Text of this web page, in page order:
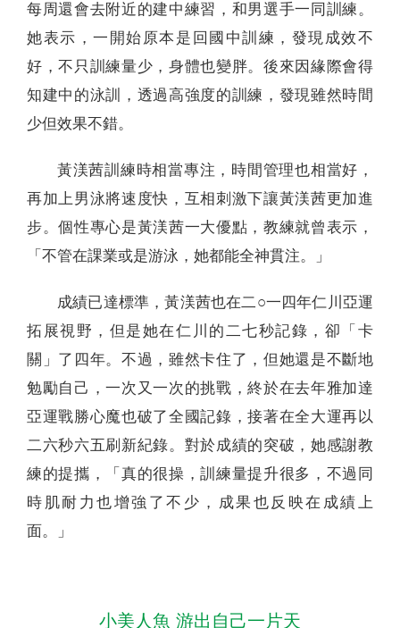
每周還會去附近的建中練習，和男選手一同訓練。
她表示，一開始原本是回國中訓練，發現成效不
好，不只訓練量少，身體也變胖。後來因緣際會得
知建中的泳訓，透過高強度的訓練，發現雖然時間
少但效果不錯。
黃渼茜訓練時相當專注，時間管理也相當好，
再加上男泳將速度快，互相刺激下讓黃渼茜更加進
步。個性專心是黃渼茜一大優點，教練就曾表示，
「不管在課業或是游泳，她都能全神貫注。」
成績已達標準，黃渼茜也在二○一四年仁川亞運
拓展視野，但是她在仁川的二七秒記錄，卻「卡
關」了四年。不過，雖然卡住了，但她還是不斷地
勉勵自己，一次又一次的挑戰，終於在去年雅加達
亞運戰勝心魔也破了全國記錄，接著在全大運再以
二六秒六五刷新紀錄。對於成績的突破，她感謝教
練的提攜，「真的很操，訓練量提升很多，不過同
時肌耐力也增強了不少，成果也反映在成績上
面。」
小美人魚 游出自己一片天